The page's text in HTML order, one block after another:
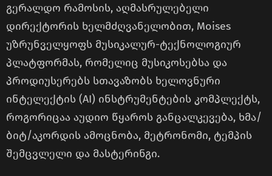
გერალდო რამოსის, აღმასრულებელი
დირექტორის ხელმძღვანელობით, Moises
უზრუნველყოფს მუსიკალურ-ტექნოლოგიურ
პლატფორმას, რომელიც მუსიკოსებსა და
პროდიუსერებს სთავაზობს ხელოვნური
ინტელექტის (AI) ინსტრუმენტების კომპლექტს,
როგორიცაა აუდიო წყაროს განცალკევება, ხმა/
ბიტ/აკორდის ამოცნობა, მეტრონომი, ტემპის
შემცვლელი და მასტერინგი.